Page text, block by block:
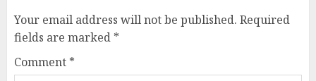
Your email address will not be published. Required
fields are marked *
Comment *